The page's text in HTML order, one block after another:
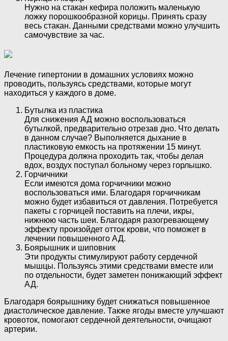
Нужно на стакан кефира положить маленькую
ложку порошкообразной корицы. Принять сразу
весь стакан. Данными средствами можно улучшить
самочувствие за час.
Лечение гипертонии в домашних условиях можно
проводить, пользуясь средствами, которые могут
находиться у каждого в доме.
Бутылка из пластика
Для снижения АД можно воспользоваться
бутылкой, предварительно отрезав дно. Что делать
в данном случае? Выполняется дыхание в
пластиковую емкость на протяжении 15 минут.
Процедура должна проходить так, чтобы делая
вдох, воздух поступал больному через горлышко.
Горчичники
Если имеются дома горчичники можно
воспользоваться ими. Благодаря горчичникам
можно будет избавиться от давления. Потребуется
пакеты с горчицей поставить на плечи, икры,
нижнюю часть шеи. Благодаря разогревающему
эффекту произойдет отток крови, что поможет в
лечении повышенного АД.
Боярышник и шиповник
Эти продукты стимулируют работу сердечной
мышцы. Пользуясь этими средствами вместе или
по отдельности, будет заметен понижающий эффект
АД.
Благодаря боярышнику будет снижаться повышенное
диастолическое давление. Также ягоды вместе улучшают
кровоток, помогают сердечной деятельности, очищают
артерии.